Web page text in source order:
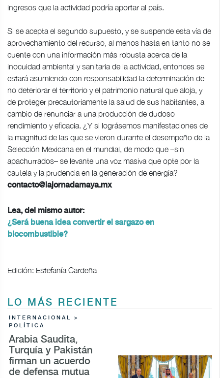
ingresos que la actividad podría aportar al país.
Si se acepta el segundo supuesto, y se suspende esta vía de
aprovechamiento del recurso, al menos hasta en tanto no se
cuente con una información más robusta acerca de la
inocuidad ambiental y sanitaria de la actividad, entonces se
estará asumiendo con responsabilidad la determinación de
no deteriorar el territorio y el patrimonio natural que aloja, y
de proteger precautoriamente la salud de sus habitantes, a
cambio de renunciar a una producción de dudoso
rendimiento y eficacia. ¿Y si lográsemos manifestaciones de
la magnitud de las que se vieron durante el desempeño de la
Selección Mexicana en el mundial, de modo que –sin
apachurrados– se levante una voz masiva que opte por la
cautela y la prudencia en la generación de energía?
contacto@lajornadamaya.mx
Lea, del mismo autor:
¿Será buena idea convertir el sargazo en
biocombustible?
Edición: Estefanía Cardeña
LO MÁS RECIENTE
INTERNACIONAL >
POLÍTICA
Arabia Saudita,
Turquía y Pakistán
firman un acuerdo
de defensa mutua